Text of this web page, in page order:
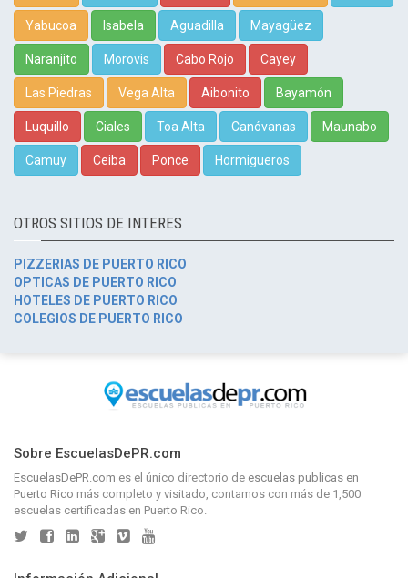
Yabucoa Isabela Aguadilla Mayagüez
Naranjito Morovis Cabo Rojo Cayey
Las Piedras Vega Alta Aibonito Bayamón
Luquillo Ciales Toa Alta Canóvanas Maunabo
Camuy Ceiba Ponce Hormigueros
OTROS SITIOS DE INTERES
PIZZERIAS DE PUERTO RICO
OPTICAS DE PUERTO RICO
HOTELES DE PUERTO RICO
COLEGIOS DE PUERTO RICO
Sobre EscuelasDePR.com
EscuelasDePR.com es el único directorio de escuelas publicas en
Puerto Rico más completo y visitado, contamos con más de 1,500
escuelas certificadas en Puerto Rico.